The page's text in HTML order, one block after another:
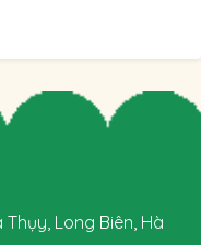
Thụy, Long Biên, Hà